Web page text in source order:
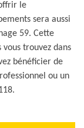
le
sera aussi
59. Cette
trouvez dans
bénéficier de
ou un